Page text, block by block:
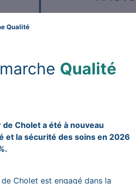
Qualité
Qualité
Cholet a été à nouveau
et la sécurité des soins en 2026
Cholet est engagé dans la